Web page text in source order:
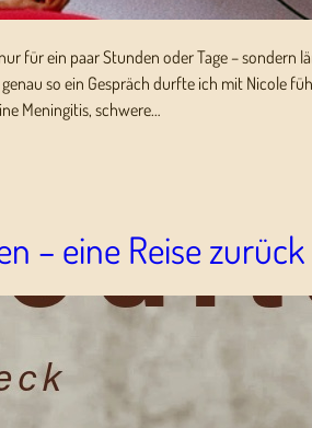
für ein paar Stunden oder Tage – sondern
so ein Gespräch durfte ich mit Nicole
Meningitis, schwere…
– eine Reise